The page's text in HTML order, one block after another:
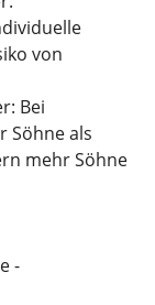
von
Bei
Söhne als
mehr Söhne
-